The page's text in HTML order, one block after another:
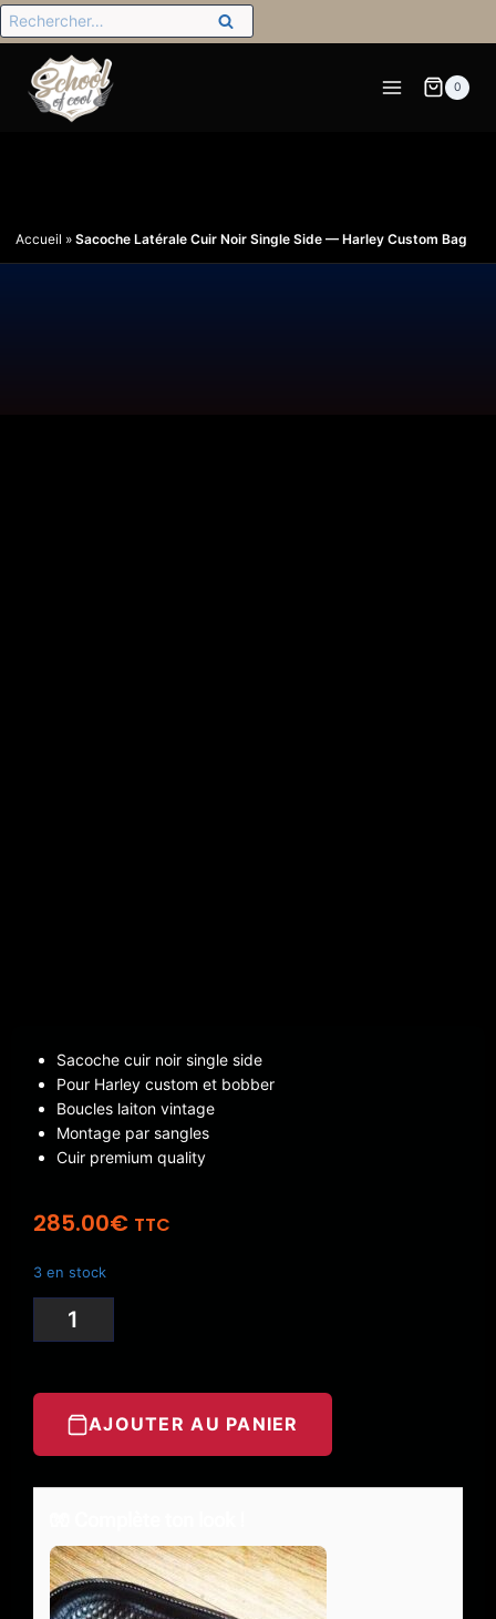
0
Accueil » Sacoche Latérale Cuir Noir Single Side — Harley Custom Bag
Sacoche cuir noir single side
Pour Harley custom et bobber
Boucles laiton vintage
Montage par sangles
Cuir premium quality
285.00€ TTC
3 en stock
AJOUTER AU PANIER